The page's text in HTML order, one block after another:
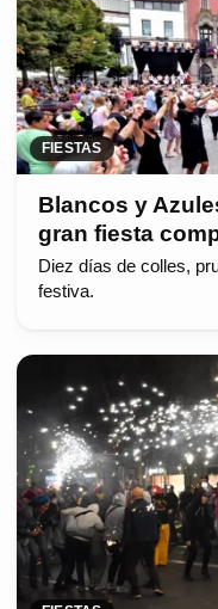
FIESTAS
Blancos y
gran fiesta
Diez días de colles,
festiva.